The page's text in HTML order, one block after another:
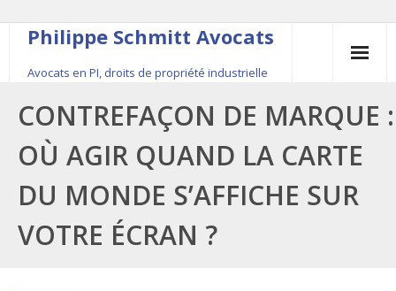
Philippe Schmitt Avocats
Avocats en PI, droits de propriété industrielle
45, rue Saint-Anne, 75001 Paris, +33 (0)1 84 16 35
54
Contact
Le fondateur
CONTREFAÇON DE MARQUE :
OÙ AGIR QUAND LA CARTE
DU MONDE S’AFFICHE SUR
VOTRE ÉCRAN ?